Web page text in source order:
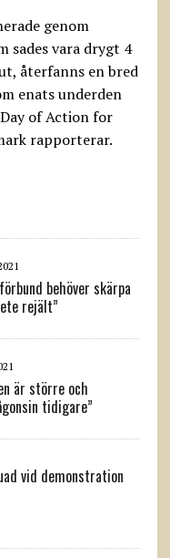
genom
sades vara drygt 4
återfanns en bred
enats underden
of Action for
rapporterar.
behöver skärpa
rejält”
är större och
tidigare”
vid demonstration